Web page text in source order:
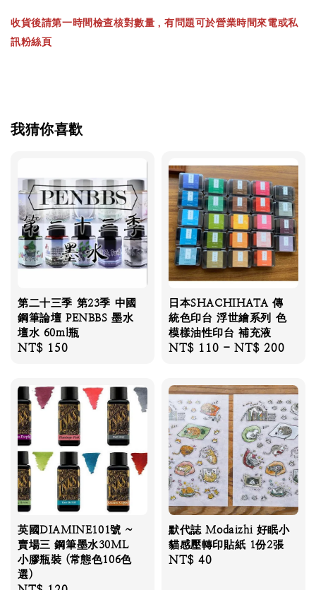
收貨後請第一時間檢查核對數量，有問題可於營業時間來電或私
訊粉絲頁
我猜你喜歡
第二十三季 第23季 中國
鋼筆論壇 PENBBS 墨水
壇水 60ml瓶
Regular
NT$ 150
日本SHACHIHATA 傳
統色印台 浮世繪系列 色
模樣油性印台 補充液
Regular
NT$ 110 -NT$ 200
英國DIAMINE101號 ~
賣場三 鋼筆墨水30ML
小膠瓶裝 (常態色106色
選)
默代誌 Modaizhi 好眠小
貓感壓轉印貼紙 1份2張
Regular
NT$ 40